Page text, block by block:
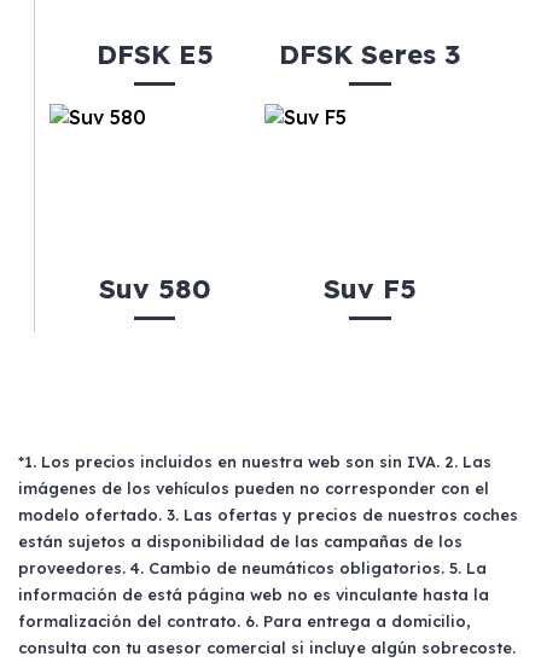
DFSK E5 DFSK Seres 3
Suv 580 Suv F5
*1. Los precios incluidos en nuestra web son sin IVA. 2. Las
imágenes de los vehículos pueden no corresponder con el
modelo ofertado. 3. Las ofertas y precios de nuestros coches
están sujetos a disponibilidad de las campañas de los
proveedores. 4. Cambio de neumáticos obligatorios. 5. La
información de está página web no es vinculante hasta la
formalización del contrato. 6. Para entrega a domicilio,
consulta con tu asesor comercial si incluye algún sobrecoste.